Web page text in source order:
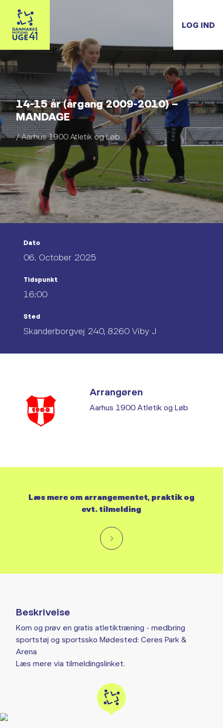
LOG IND
14-15 år (årgang 2009-2010) –
MANDAGE
/ Aarhus 1900 Atletik og Løb
Dato
06. October 2025
Tidspunkt
16:00
Sted
Skanderborgvej 240, 8260 Viby J
Beskrivelse
Kom og prøv en gratis atletiktræning - medbring
sportstøj og sportssko Mødested: Ceres Park &
Arena
Læs mere via tilmeldingslinket.
Arrangøren
Aarhus 1900 Atletik og Løb
Læs mere om arrangementet, praktik og
evt. tilmelding